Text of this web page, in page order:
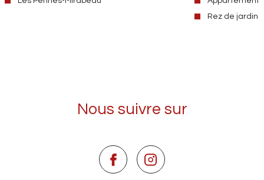
Rez de jardin
Nous suivre sur